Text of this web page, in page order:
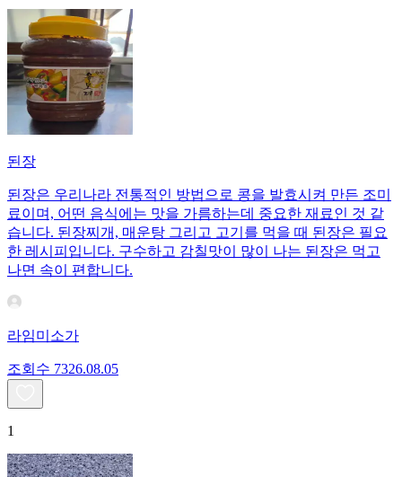
된장
된장은 우리나라 전통적인 방법으로 콩을 발효시켜 만든 조미
료이며, 어떤 음식에는 맛을 가름하는데 중요한 재료인 것 같
습니다. 된장찌개, 매운탕 그리고 고기를 먹을 때 된장은 필요
한 레시피입니다. 구수하고 감칠맛이 많이 나는 된장은 먹고
나면 속이 편합니다.
라임미소가
조회수 7326.08.05
1